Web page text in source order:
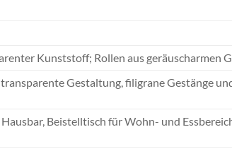
Kunststoff; Rollen aus geräuscharmen
Gestaltung, filigrane Gestänge
Beistelltisch für Wohn- und